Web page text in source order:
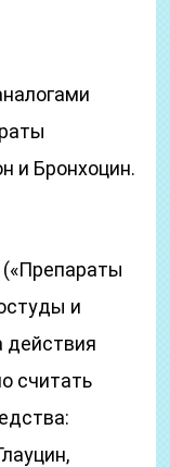
и Бронхоцин.
(«Препараты
и
действия
считать